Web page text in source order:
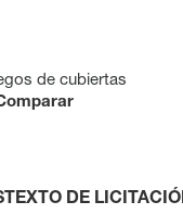
de cubiertas
TEXTO DE